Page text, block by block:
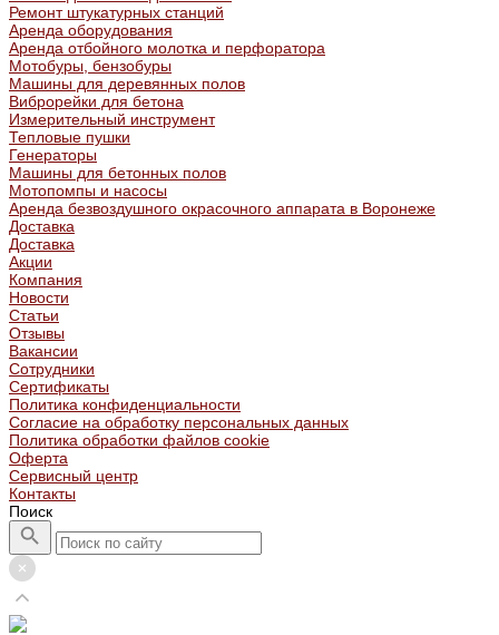
Ремонт штукатурных станций
Аренда оборудования
Аренда отбойного молотка и перфоратора
Мотобуры, бензобуры
Машины для деревянных полов
Виброрейки для бетона
Измерительный инструмент
Тепловые пушки
Генераторы
Машины для бетонных полов
Мотопомпы и насосы
Аренда безвоздушного окрасочного аппарата в Воронеже
Доставка
Доставка
Акции
Компания
Новости
Статьи
Отзывы
Вакансии
Сотрудники
Сертификаты
Политика конфиденциальности
Согласие на обработку персональных данных
Политика обработки файлов cookie
Оферта
Сервисный центр
Контакты
Поиск